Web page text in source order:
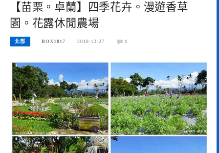
【苗栗。卓蘭】四季花卉。漫遊香草
園。花露休閒農場
北部 BOX1817 2018-12-27 1